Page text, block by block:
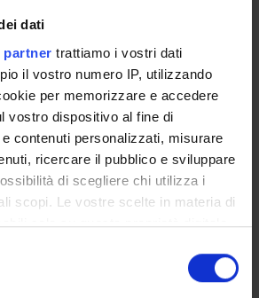
dati
partner trattiamo i vostri dati
il vostro numero IP, utilizzando
per memorizzare e accedere
vostro dispositivo al fine di
contenuti personalizzati, misurare
ricercare il pubblico e sviluppare
di scegliere chi utilizza i
scopi. Le vostre scelte in materia di
solo su questa proprietà digitale
il proprio consenso in qualsiasi
sui cookie o facendo clic
LAVORO, RISCHIO
SEMESTRE
Docenti
Luigi Perbellini